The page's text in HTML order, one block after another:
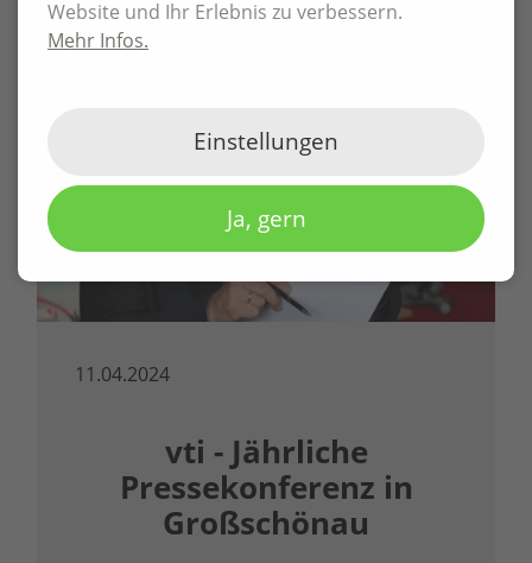
11.04.2024
vti - Jährliche
Pressekonferenz in
Großschönau
Website und Ihr Erlebnis zu verbessern.
Mehr Infos.
Einstellungen
Ja, gern